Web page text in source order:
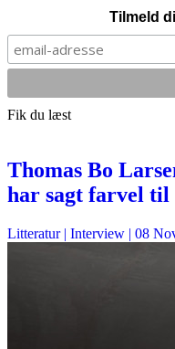
Tilmeld
Fik du læst
Thomas Bo
har sagt farvel
Litteratur| Interview | 08